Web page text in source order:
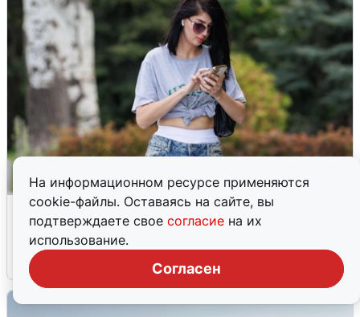
На информационном ресурсе применяются
cookie-файлы. Оставаясь на сайте, вы
подтверждаете свое согласие на их
использование.
Согласен
Волгоградцы остались без
мобильного интернета
6 августа